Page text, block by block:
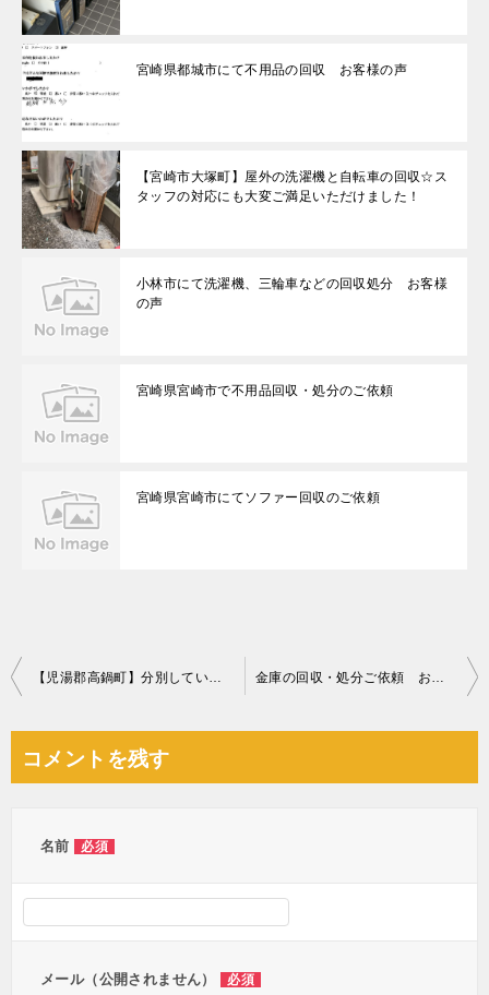
宮崎県都城市にて不用品の回収 お客様の声
【宮崎市大塚町】屋外の洗濯機と自転車の回収☆ス
タッフの対応にも大変ご満足いただけました！
小林市にて洗濯機、三輪車などの回収処分 お客様
の声
宮崎県宮崎市で不用品回収・処分のご依頼
宮崎県宮崎市にてソファー回収のご依頼
投
ビ
【児湯郡高鍋町】分別していない一般ごみの回収・処分ご依頼 金庫の回収・処分ご依頼 お客様の声
コメントを残す
名前 必須
メール（公開されません） 必須